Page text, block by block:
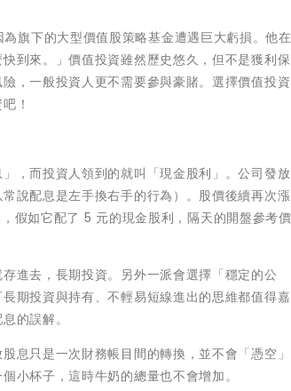
旗下的大型價值股策略基金遭遇巨大虧損。他在
到來。」價值投資雖然歷史悠久，但不是獲利保
，一般投資人更不需要參與豪賭。選擇價值投資
！
，而投資人領到的就叫「現金股利」。公司發放
說配息是左手換右手的行為）。股價後續再次漲
假如它配了 5 元的現金股利，隔天的開盤參考價
進去，長期投資。另外一派會選擇「穩定的公
期投資與持有、不輕易短線進出的思維都值得嘉
的誤解。
息只是一次財務帳目間的轉換，並不會「憑空」
小杯子，這時牛奶的總量也不會增加。